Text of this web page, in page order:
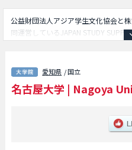
公益財団法人アジア学生文化協会と
同運営しているJAPAN STUDY
科や法学研究科や経済学研究科や理
研究科や工学研究科や生命農学研究
文学研究科や環境学研究科や創薬科
報を掲載しているので是非ご利用く
愛知県 / 国立
名古屋大学 | Nagoya